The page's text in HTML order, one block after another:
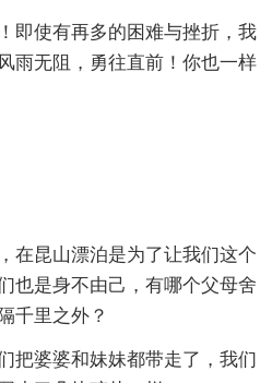
即使有再多的困难与挫折，我
雨无阻，勇往直前！你也一样
在昆山漂泊是为了让我们这个
也是身不由己，有哪个父母舍
千里之外？
把婆婆和妹妹都带走了，我们